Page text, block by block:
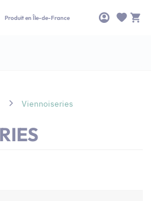
Produit en Île-de-France
Viennoiseries